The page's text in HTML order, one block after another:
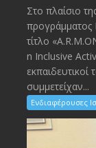
Στο πλαίσιο
προγράμματος
τίτλο
n Inclusive
συμμετείχαν...
Ενδιαφέρουσες